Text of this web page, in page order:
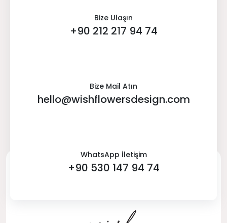
Bize Ulaşın
+90 212 217 94 74
Bize Mail Atın
hello@wishflowersdesign.com
WhatsApp İletişim
+90 530 147 94 74